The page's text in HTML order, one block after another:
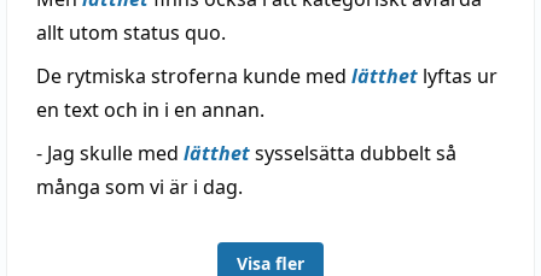
allt utom status quo.
De rytmiska stroferna kunde med lätthet lyftas ur
en text och in i en annan.
- Jag skulle med lätthetsysselsätta dubbelt så
många som vi är i dag.
Visa fler